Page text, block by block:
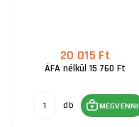
20 015 Ft
ÁFA nélkül 15 760 Ft
db MEGVENNI